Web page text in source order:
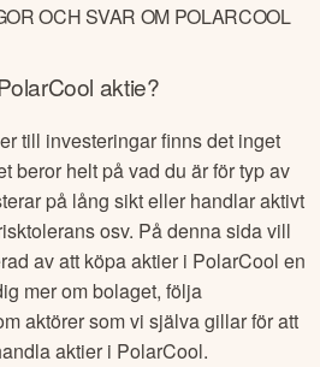
OCH SVAR OM POLARCOOL
aktie?
till investeringar finns det inget
beror helt på vad du är för typ av
på lång sikt eller handlar aktivt
osv. På denna sida vill
av att köpa aktier i PolarCool en
mer om bolaget, följa
aktörer som vi själva gillar för att
aktier i PolarCool.